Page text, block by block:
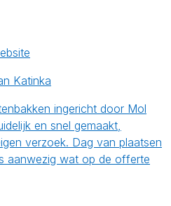
Katinka
ingericht door Mol
en snel gemaakt,
verzoek. Dag van plaatsen
aanwezig wat op de offerte